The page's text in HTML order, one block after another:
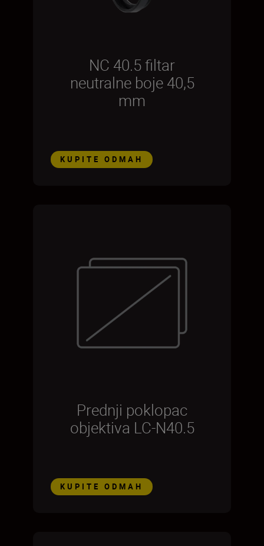
NC 40.5 filtar
neutralne boje 40,5
mm
KUPITE ODMAH
Prednji poklopac
objektiva LC-N40.5
KUPITE ODMAH